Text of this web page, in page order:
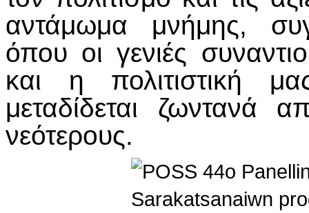
αντάμωμα μνήμης,
όπου οι γενιές
και η πολιτιστική
μεταδίδεται ζωντανά
νεότερους.